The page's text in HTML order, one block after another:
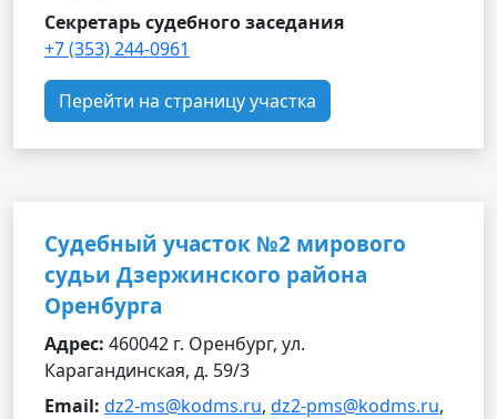
Секретарь судебного заседания
+7 (353) 244-0961
Перейти на страницу участка
Судебный участок №2 мирового
судьи Дзержинского района
Оренбурга
Адрес: 460042 г. Оренбург, ул.
Карагандинская, д. 59/3
Email: dz2-ms@kodms.ru, dz2-pms@kodms.ru,